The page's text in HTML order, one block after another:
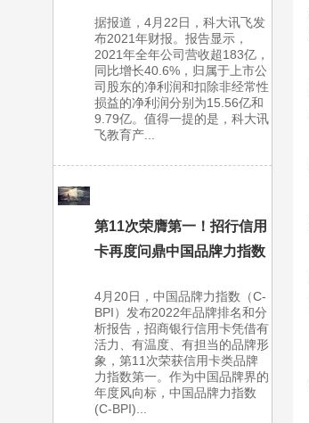
据报道，4月22日，科大讯飞发
布2021年财报。报告显示，
2021年全年公司营收超183亿，
同比增长40.6%，归属于上市公
司股东的净利润和扣除非经常性
损益的净利润分别为15.56亿和
9.79亿。值得一提的是，科大讯
飞教育产...
第11次荣膺第一！招行信用
卡再度问鼎中国品牌力指数
4月20日，中国品牌力指数（C-
BPI）发布2022年品牌排名和分
析报告，招商银行信用卡凭借有
活力、有温度、有担当的品牌形
象，第11次荣获信用卡类品牌
力指数第一。作为中国品牌界的
年度风向标，中国品牌力指数
(C-BPI)...